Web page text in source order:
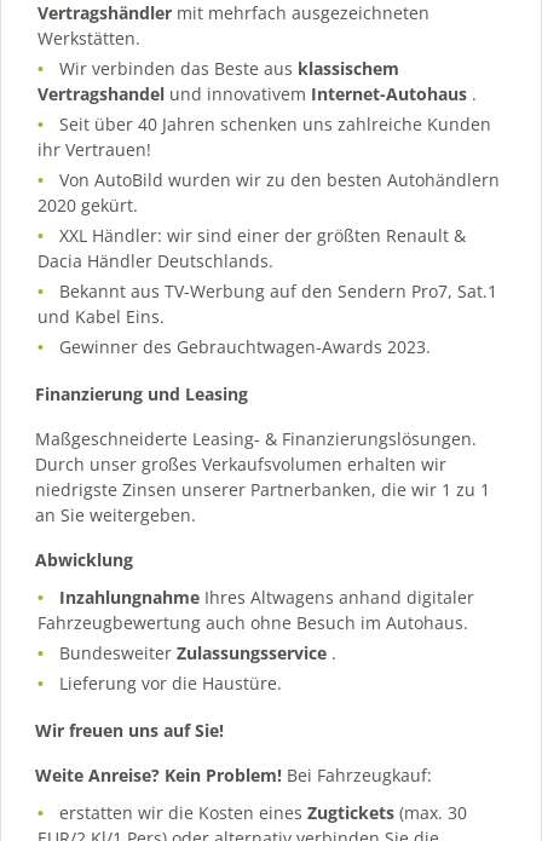
Vertragshändler mit mehrfach ausgezeichneten
Werkstätten.
Wir verbinden das Beste aus klassischem
Vertragshandel und innovativem Internet-Autohaus .
Seit über 40 Jahren schenken uns zahlreiche Kunden
ihr Vertrauen!
Von AutoBild wurden wir zu den besten Autohändlern
2020 gekürt.
XXL Händler: wir sind einer der größten Renault &
Dacia Händler Deutschlands.
Bekannt aus TV-Werbung auf den Sendern Pro7, Sat.1
und Kabel Eins.
Gewinner des Gebrauchtwagen-Awards 2023.
Finanzierung und Leasing
Maßgeschneiderte Leasing- & Finanzierungslösungen.
Durch unser großes Verkaufsvolumen erhalten wir
niedrigste Zinsen unserer Partnerbanken, die wir 1 zu 1
an Sie weitergeben.
Abwicklung
Inzahlungnahme Ihres Altwagens anhand digitaler
Fahrzeugbewertung auch ohne Besuch im Autohaus.
BundesweiterZulassungsservice .
Lieferung vor die Haustüre.
Wir freuen uns auf Sie!
Weite Anreise? Kein Problem! Bei Fahrzeugkauf:
erstatten wir die Kosten einesZugtickets (max. 30